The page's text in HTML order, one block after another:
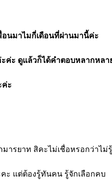
อนมาไมกี่เดือนที่ผ่านมานี้ค่ะ
ะค่ะ ดูแล้วก็ได้คำตอบหลากหลา
ค่ะ
มารยาท สิคะไม่เชื่อหรอกว่าไม่รู้
ะ แต่ต้องรู้ทันคน รู้จักเลือกคบ